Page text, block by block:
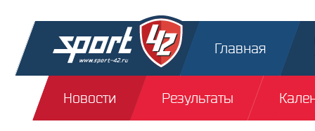
Главная
Новости Результаты